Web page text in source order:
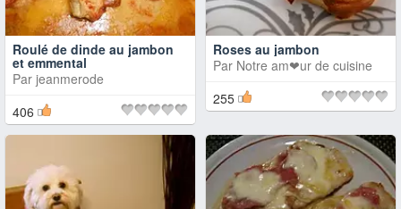
Roulé de dinde au jambon
et emmental
Par jeanmerode
406
Roses au jambon
Par Notre am❤ur de cuisine
255